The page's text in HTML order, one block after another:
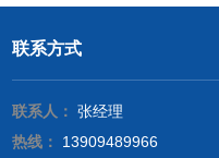
联系方式
联系人： 张经理
热线：
13909489966